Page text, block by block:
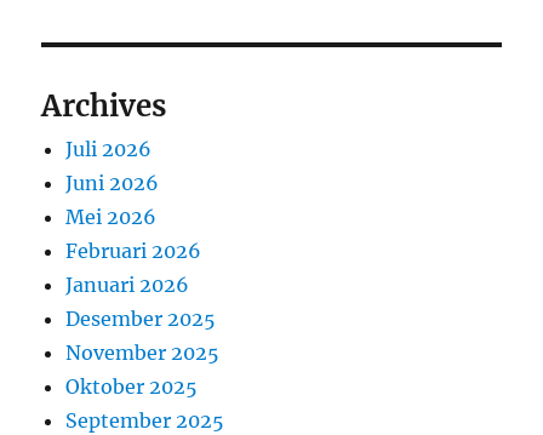
Archives
Juli 2026
Juni 2026
Mei 2026
Februari 2026
Januari 2026
Desember 2025
November 2025
Oktober 2025
September 2025